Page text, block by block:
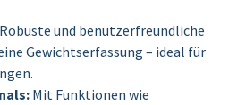
Robuste und benutzerfreundliche
Gewichtserfassung – ideal für
Mit Funktionen wie